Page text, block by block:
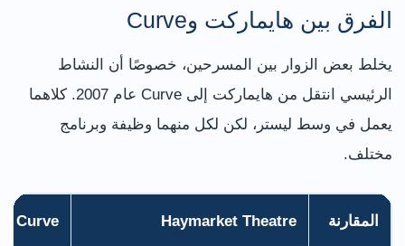
الفرق بين هايماركت وCurve
يخلط بعض الزوار بين المسرحين، خصوصًا أن النشاط
الرئيسي انتقل من هايماركت إلى Curve عام 2007. كلاهما
يعمل في وسط ليستر، لكن لكل منهما وظيفة وبرنامج
مختلف.
المقارنة Haymarket Theatre
Curve